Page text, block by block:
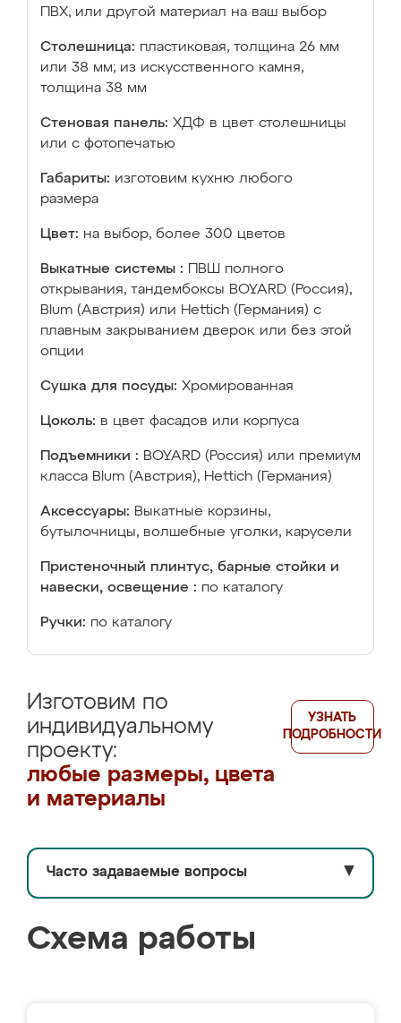
ПВХ, или другой материал на ваш выбор
Столешница: пластиковая, толщина 26 мм
или 38 мм; из искусственного камня,
толщина 38 мм
Стеновая панель: ХДФ в цвет столешницы
или с фотопечатью
Габариты: изготовим кухню любого
размера
Цвет: на выбор, более 300 цветов
Выкатные системы :
ПВШ полного
открывания, тандембоксы BOYARD (Россия),
Blum (Австрия) или Hettich (Германия) с
плавным закрыванием дверок или без этой
опции
Сушка для посуды: Хромированная
Цоколь: в цвет фасадов или корпуса
Подъемники : BOYARD (Россия) или премиум
класса Blum (Австрия), Hettich (Германия)
Аксессуары: Выкатные корзины,
бутылочницы, волшебные уголки, карусели
Пристеночный плинтус, барные стойки и
навески, освещение : по каталогу
Ручки: по каталогу
Изготовим по
индивидуальному
проекту:
любые размеры, цвета
и материалы
УЗНАТЬ
ПОДРОБНОСТИ
Часто задаваемые вопросы ▼
Схема работы